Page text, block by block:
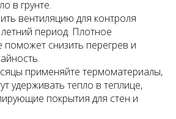
в грунте.
вентиляцию для контроля
период. Плотное
поможет снизить перегрев и
применяйте термоматериалы,
удерживать тепло в теплице,
покрытия для стен и